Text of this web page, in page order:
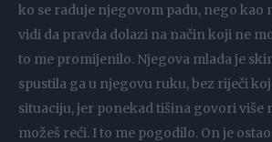
ko se raduje njegovom padu, nego kao
vidi da pravda dolazi na način koji ne
to me promijenilo. Njegova mlada je
spustila ga u njegovu ruku, bez riječi
situaciju, jer ponekad tišina govori više
možeš reći. I to me pogodilo. On je